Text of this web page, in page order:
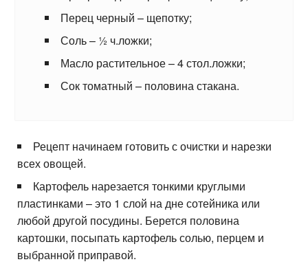
Перец черный – щепотку;
Соль – ½ ч.ложки;
Масло растительное – 4 стол.ложки;
Сок томатный – половина стакана.
Рецепт начинаем готовить с очистки и нарезки
всех овощей.
Картофель нарезается тонкими круглыми
пластинками – это 1 слой на дне сотейника или
любой другой посудины. Берется половина
картошки, посыпать картофель солью, перцем и
выбранной приправой.